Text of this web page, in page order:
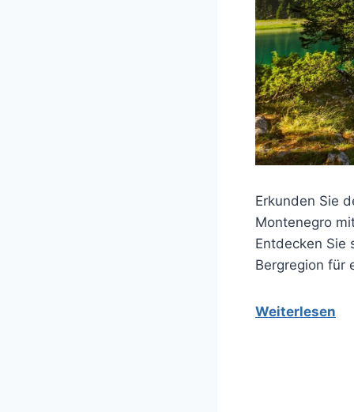
Erkunden Sie
Montenegro
Entdecken Sie
Bergregion für
Weiterlesen